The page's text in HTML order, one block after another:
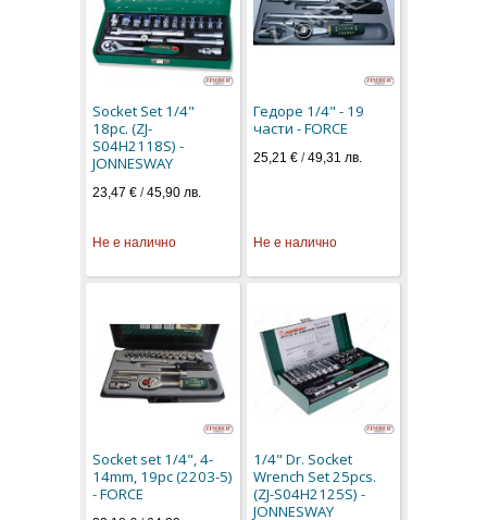
Socket Set 1/4"
18pc. (ZJ-
S04H2118S) -
JONNESWAY
23,47 € /45,90 лв.
Не е налично
Гедоре 1/4" - 19
части - FORCE
25,21 €/49,31 лв.
Не е налично
Socket set 1/4", 4-
14mm, 19pc (2203-5)
- FORCE
1/4" Dr. Socket
Wrench Set 25pcs.
(ZJ-S04H2125S) -
JONNESWAY